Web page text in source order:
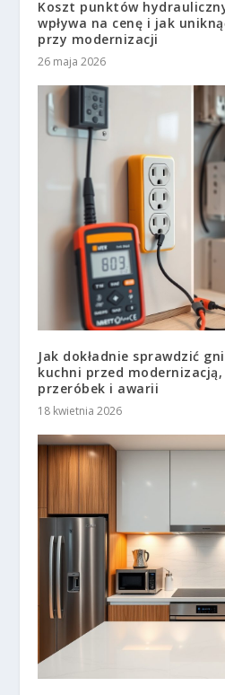
Koszt punktów
wpływa na cenę i jak
przy modernizacji
26 maja 2026
Jak dokładnie sprawdzić
kuchni przed
przeróbek i awarii
18 kwietnia 2026